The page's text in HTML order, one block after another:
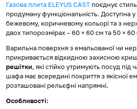
Газова плита ELEYUS CAST поєднує
продуману функціональність. Доступна
бежевому, коричневому кольорі та з
двох типорозмірах – 60 × 60 см та 50 × 60
Варильна поверхня з емальованої чи
прикривається відкидною захисною
решітки, які стійко утримують посуд під
шафа має всередині покриття з якісної
розташовані рельєфні напрямні.
Особливості: